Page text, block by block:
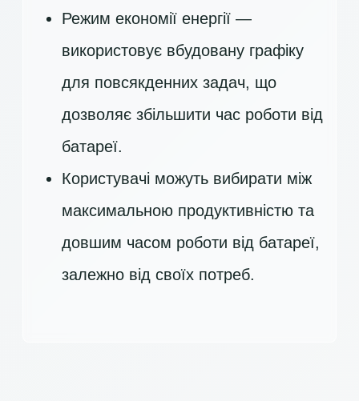
Режим економії енергії —
використовує вбудовану графіку
для повсякденних задач, що
дозволяє збільшити час роботи від
батареї.
Користувачі можуть вибирати між
максимальною продуктивністю та
довшим часом роботи від батареї,
залежно від своїх потреб.